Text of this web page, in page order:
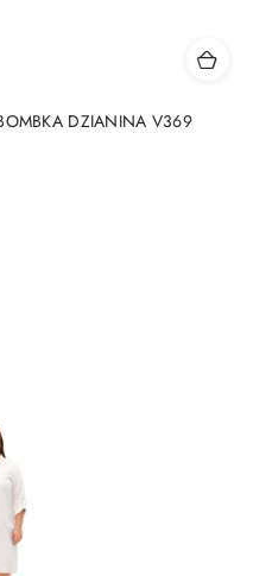
DZIANINA V369